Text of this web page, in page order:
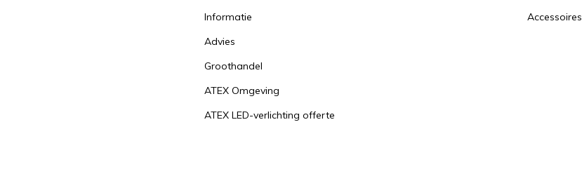
Informatie
Advies
Groothandel
ATEX Omgeving
ATEX LED-verlichting offerte
Accessoires